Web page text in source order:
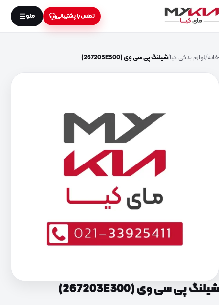
تماس با پشتیبانی منو
خانه لوازم یدکی کیا شیلنگ پی سی وی (267203E300)
شیلنگ پی سی وی (267203E300)